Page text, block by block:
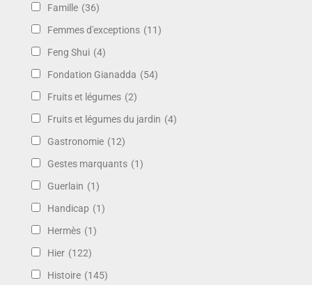
Famille (36)
Femmes d'exceptions (11)
Feng Shui (4)
Fondation Gianadda (54)
Fruits et légumes (2)
Fruits et légumes du jardin (4)
Gastronomie (12)
Gestes marquants (1)
Guerlain (1)
Handicap (1)
Hermès (1)
Hier (122)
Histoire (145)